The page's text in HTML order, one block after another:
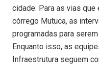
cidade. Para as vias
córrego Mutuca, as
programadas para
Enquanto isso, as
Infraestrutura seguem